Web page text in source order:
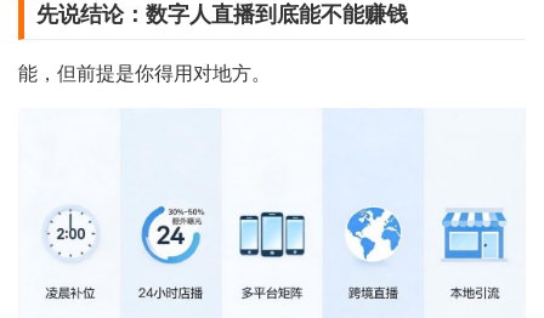
先说结论：数字人直播到底能不能赚钱
能，但前提是你得用对地方。